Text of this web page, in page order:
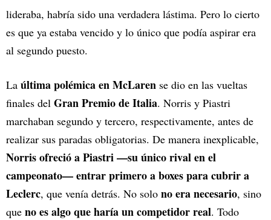
lideraba, habría sido una verdadera lástima. Pero lo cierto
es que ya estaba vencido y lo único que podía aspirar era
al segundo puesto.
La última polémica en McLaren se dio en las vueltas
finales del Gran Premio de Italia. Norris y Piastri
marchaban segundo y tercero, respectivamente, antes de
realizar sus paradas obligatorias. De manera inexplicable,
Norris ofreció a Piastri —su único rival en el
campeonato— entrar primero a boxes para cubrir a
Leclerc, que venía detrás. No solo no era necesario, sino
que no es algo que haría un competidor real. Todo